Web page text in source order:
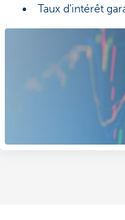
Taux d’intérêt
Durée